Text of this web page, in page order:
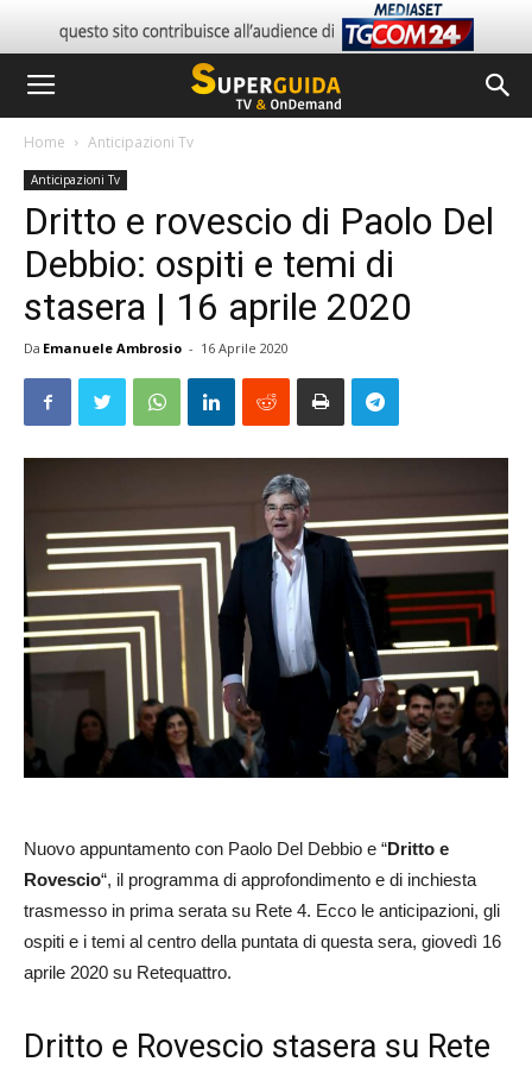
Home Anticipazioni Tv
Anticipazioni Tv
Dritto e rovescio di Paolo Del
Debbio: ospiti e temi di
stasera | 16 aprile 2020
Da Emanuele Ambrosio - 16 Aprile 2020
Nuovo appuntamento con Paolo Del Debbio e “Dritto e
Rovescio“, il programma di approfondimento e di inchiesta
trasmesso in prima serata su Rete 4. Ecco le anticipazioni, gli
ospiti e i temi al centro della puntata di questa sera, giovedì 16
aprile 2020 su Retequattro.
Dritto e Rovescio stasera su Rete